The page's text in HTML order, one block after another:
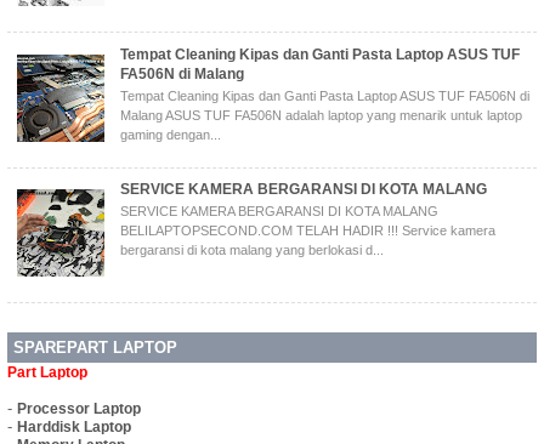
Tempat Cleaning Kipas dan Ganti Pasta Laptop ASUS TUF
FA506N di Malang
Tempat Cleaning Kipas dan Ganti Pasta Laptop ASUS TUF FA506N di
Malang ASUS TUF FA506N adalah laptop yang menarik untuk laptop
gaming dengan...
SERVICE KAMERA BERGARANSI DI KOTA MALANG
SERVICE KAMERA BERGARANSI DI KOTA MALANG
BELILAPTOPSECOND.COM TELAH HADIR !!! Service kamera
bergaransi di kota malang yang berlokasi d...
SPAREPART LAPTOP
Part Laptop
- Processor Laptop
- Harddisk Laptop